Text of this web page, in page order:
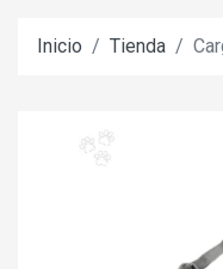
Inicio Tienda